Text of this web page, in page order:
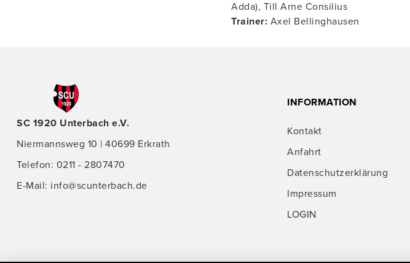
Adda), Till Arne Consilius
Trainer: Axel Bellinghausen
SC 1920 Unterbach e.V.
Niermannsweg 10 | 40699 Erkrath
Telefon: 0211 - 2807470
E-Mail: info@scunterbach.de
INFORMATION
Kontakt
Anfahrt
Datenschutzerklärung
Impressum
LOGIN